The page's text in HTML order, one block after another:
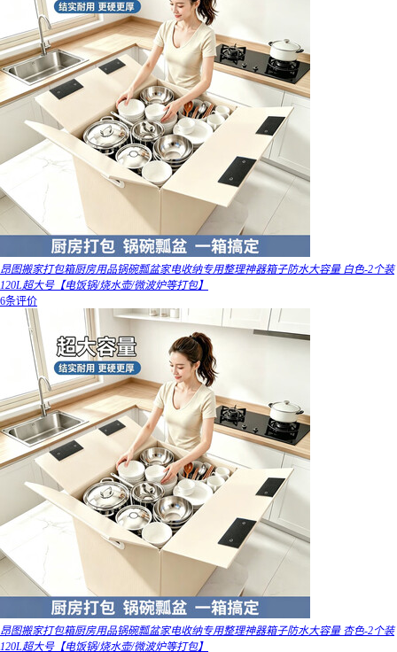
昂图搬家打包箱厨房用品锅碗瓢盆家电收纳专用整理神器箱子防水大容量 白色-2个装
120L超大号【电饭锅/烧水壶/微波炉等打包】
6条评价
昂图搬家打包箱厨房用品锅碗瓢盆家电收纳专用整理神器箱子防水大容量 杏色-2个装
120L超大号【电饭锅/烧水壶/微波炉等打包】